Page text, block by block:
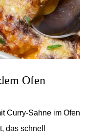
Ofen
Curry-Sahne im Ofen
das schnell